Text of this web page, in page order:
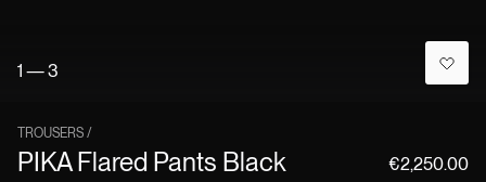
1 —3
TROUSERS /
PIKA Flared Pants Black €2,250.00
außergewöhnliche Know-how garantiert jedem Jitrois-
verantwortungsbewusste Qualität.